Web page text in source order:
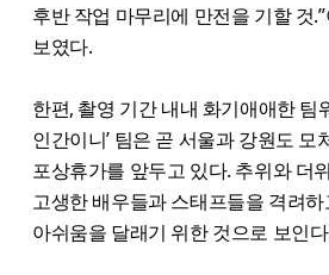
후반 작업 마무리에 만전을 기할 것
보였다.
한편, 촬영 기간 내내 화기애애한 팀
인간이니’ 팀은 곧 서울과 강원도 모
포상휴가를 앞두고 있다. 추위와 더
고생한 배우들과 스태프들을 격려
아쉬움을 달래기 위한 것으로 보인